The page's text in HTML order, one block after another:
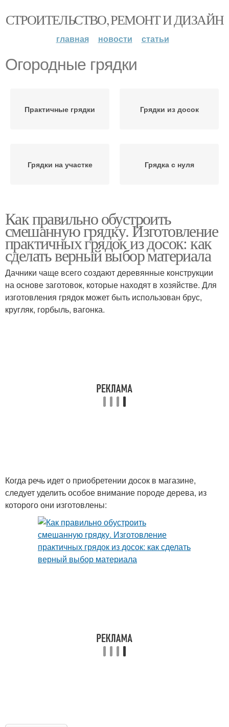
СТРОИТЕЛЬСТВО, РЕМОНТ И ДИЗАЙН
главная новости статьи
Огородные грядки
Практичные грядки Грядки из досок
Грядки на участке Грядка с нуля
Как правильно обустроить
смешанную грядку. Изготовление
практичных грядок из досок: как
сделать верный выбор материала
Дачники чаще всего создают деревянные конструкции
на основе заготовок, которые находят в хозяйстве. Для
изготовления грядок может быть использован брус,
кругляк, горбыль, вагонка.
Когда речь идет о приобретении досок в магазине,
следует уделить особое внимание породе дерева, из
которого они изготовлены: